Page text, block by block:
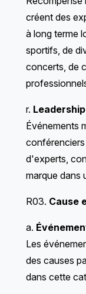
créent des
à long terme
sportifs, de
concerts, de
r.
Événements
d'experts,
marque dans
R03. Cause
a.
Les
des causes
dans cette